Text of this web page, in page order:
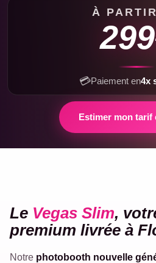
À
💳Paiement en4x
Estimer mon tarif
Le Vegas Slim,
premium livrée à
Notre photobooth nouvelle